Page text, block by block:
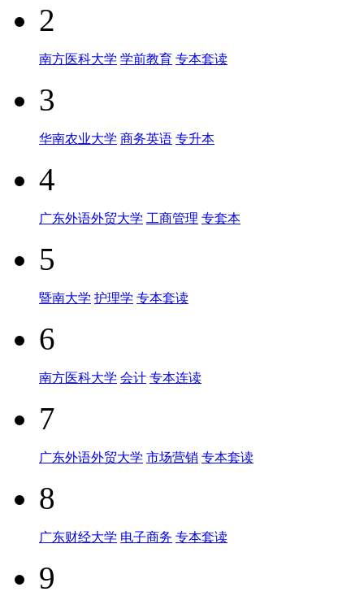
2
南方医科大学 学前教育 专本套读
3
华南农业大学 商务英语 专升本
4
广东外语外贸大学 工商管理 专套本
5
暨南大学 护理学 专本套读
6
南方医科大学 会计 专本连读
7
广东外语外贸大学 市场营销 专本套读
8
广东财经大学 电子商务 专本套读
9